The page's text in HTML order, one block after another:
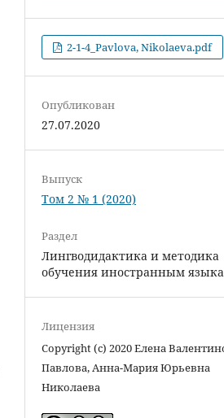
2-1-4_Pavlova, Nikolaeva.pdf
Опубликован
27.07.2020
Выпуск
Том 2 № 1 (2020)
Раздел
Лингводидактика и методика
обучения иностранным
Лицензия
Copyright (c) 2020 Елена
Павлова, Анна-Мария Юрьевна
Николаева